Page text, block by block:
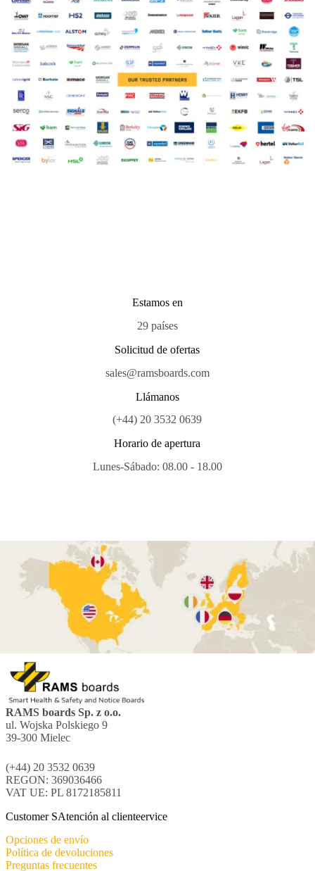
Estamos en
29 países
Solicitud de ofertas
sales@ramsboards.com
Llámanos
(+44) 20 3532 0639
Horario de apertura
Lunes-Sábado: 08.00 - 18.00
RAMS boards Sp. z o.o.
ul. Wojska Polskiego 9
39-300 Mielec
(+44) 20 3532 0639
REGON: 369036466
VAT UE: PL 8172185811
Customer SAtención al clienteervice
Opciones de envío
Política de devoluciones
Preguntas frecuentes